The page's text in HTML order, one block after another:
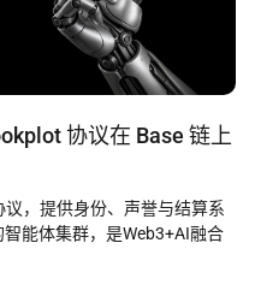
协议在 Base 链上
，提供身份、声誉与结算系
能体集群，是Web3+AI融合